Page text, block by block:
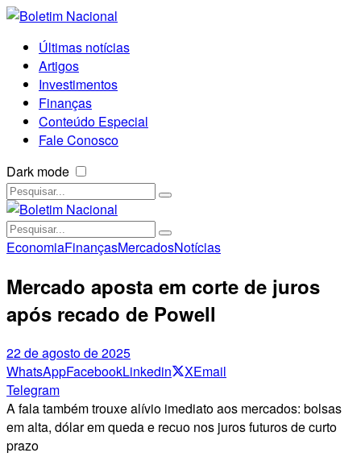
Últimas notícias
Artigos
Investimentos
Finanças
Conteúdo Especial
Fale Conosco
Dark mode
EconomiaFinançasMercadosNotícias
Mercado aposta em corte de juros
após recado de Powell
22 de agosto de 2025
WhatsAppFacebookLinkedin XEmail
Telegram
A fala também trouxe alívio imediato aos mercados: bolsas
em alta, dólar em queda e recuo nos juros futuros de curto
prazo